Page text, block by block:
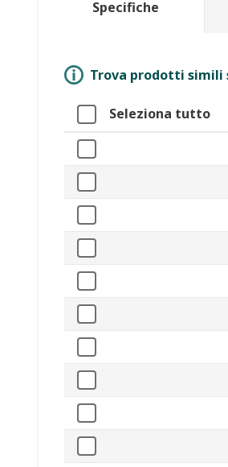
Specifiche
Trova prodotti simili
Seleziona tutto